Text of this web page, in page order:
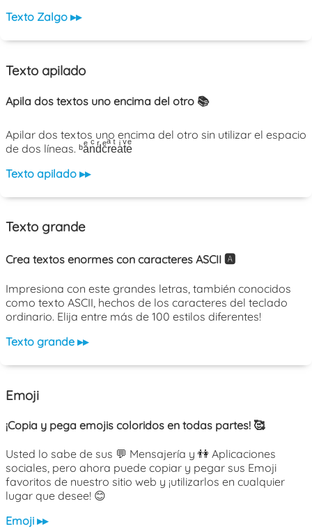
Texto Zalgo ▸▸
Texto apilado
Apila dos textos uno encima del otro 📚
Apilar dos textos uno encima del otro sin utilizar el espacio
de dos líneas. ᵇaͤnͨdͬcͤrͣeͭaͥtͮeͤ
Texto apilado ▸▸
Texto grande
Crea textos enormes con caracteres ASCII 🅰️
Impresiona con este grandes letras, también conocidos
como texto ASCII, hechos de los caracteres del teclado
ordinario. Elija entre más de 100 estilos diferentes!
Texto grande ▸▸
Emoji
¡Copia y pega emojis coloridos en todas partes! 🥰
Usted lo sabe de sus 💬 Mensajería y 👫 Aplicaciones
sociales, pero ahora puede copiar y pegar sus Emoji
favoritos de nuestro sitio web y ¡utilizarlos en cualquier
lugar que desee! 😊
Emoji ▸▸